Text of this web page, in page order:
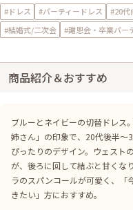
#ドレス #パーティードレス #20代
#結婚式/二次会
#謝恩会・卒業パー
商品紹介＆おすすめ
ブルーとネイビーの切替ドレス
姉さん」の印象で、20代後半～
ぴったりのデザイン。ウェスト
が、後ろに回して結ぶと甘くな
ラのスパンコールが可愛く、「
きたい」方におすすめ。